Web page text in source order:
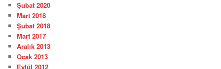
Şubat 2020
Mart 2018
Şubat 2018
Mart 2017
Aralık 2013
Ocak 2013
Eylül 2012